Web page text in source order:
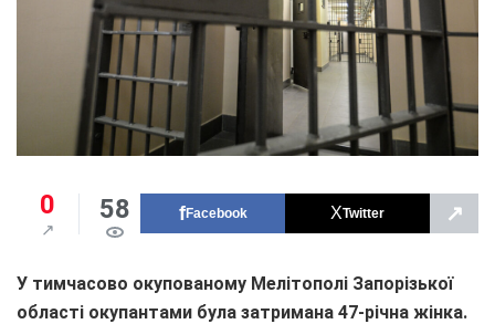
0 58 Facebook Twitter ↗
У тимчасово окупованому Мелітополі Запорізької
області окупантами була затримана 47-річна жінка.